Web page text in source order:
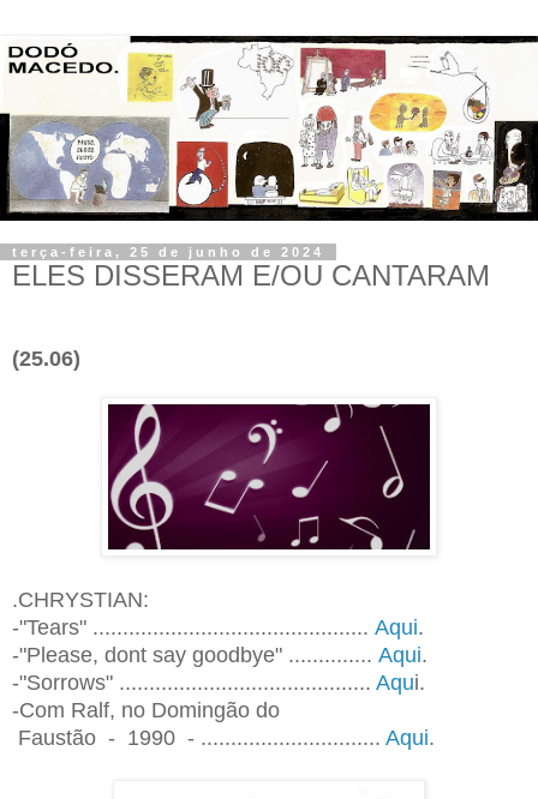
terça-feira, 25 de junho de 2024
ELES DISSERAM E/OU CANTARAM
(25.06)
.CHRYSTIAN:
-"Tears" .............................................. Aqui.
-"Please, dont say goodbye" .............. Aqui.
-"Sorrows" .......................................... Aqui.
-Com Ralf, no Domingão do
Faustão - 1990 - .............................. Aqui.